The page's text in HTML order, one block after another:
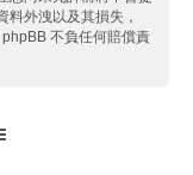
外洩以及其損失，
不負任何賠償責